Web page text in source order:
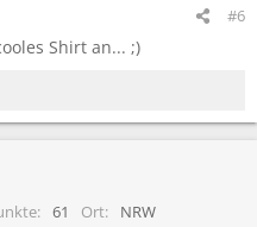
#6
Shirt an... ;)
61 Ort NRW